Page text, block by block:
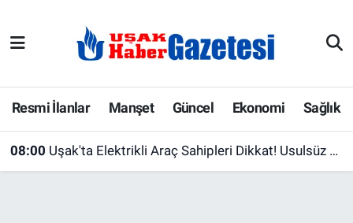
Resmi İlanlar Manşet Güncel Ekonomi Sağlık
08:00 Uşak'ta Elektrikli Araç Sahipleri Dikkat! Usulsüz Şarjın Bedeli Ağır Olabilir
E-Gazete
Ekonomi
Uşak Hava Durumu
Uşak Trafik Yoğunluk Haritası